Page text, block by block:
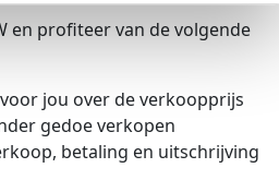
en profiteer van de volgende
jou over de verkoopprijs
gedoe verkopen
betaling en uitschrijving